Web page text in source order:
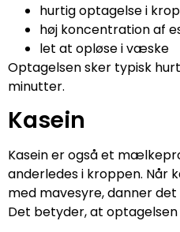
hurtig optagelse i
høj koncentration af
let at opløse i væske
Optagelsen sker typisk
minutter.
Kasein
Kasein er også et
anderledes i kroppen. Når
med mavesyre, danner
Det betyder, at